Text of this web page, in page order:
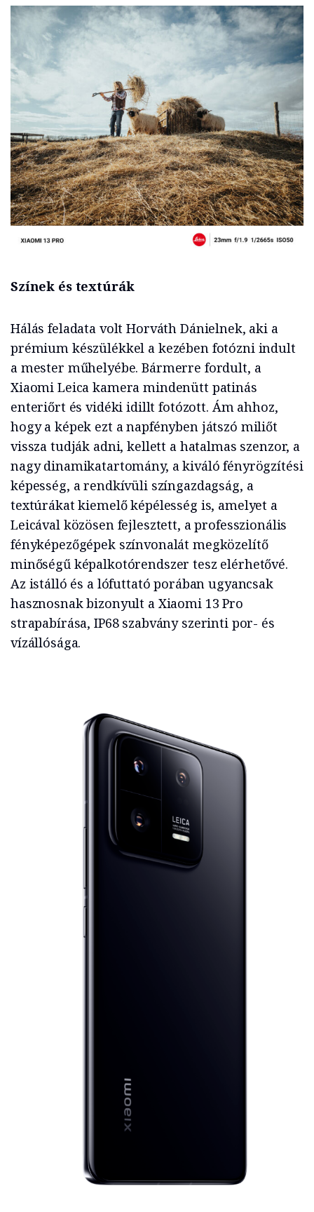
Színek és textúrák
Hálás feladata volt Horváth Dánielnek, aki a
prémium készülékkel a kezében fotózni indult
a mester műhelyébe. Bármerre fordult, a
Xiaomi Leica kamera mindenütt patinás
enteriőrt és vidéki idillt fotózott. Ám ahhoz,
hogy a képek ezt a napfényben játszó miliőt
vissza tudják adni, kellett a hatalmas szenzor, a
nagy dinamikatartomány, a kiváló fényrögzítési
képesség, a rendkívüli színgazdagság, a
textúrákat kiemelő képélesség is, amelyet a
Leicával közösen fejlesztett, a professzionális
fényképezőgépek színvonalát megközelítő
minőségű képalkotórendszer tesz elérhetővé.
Az istálló és a lófuttató porában ugyancsak
hasznosnak bizonyult a Xiaomi 13 Pro
strapabírása, IP68 szabvány szerinti por- és
vízállósága.